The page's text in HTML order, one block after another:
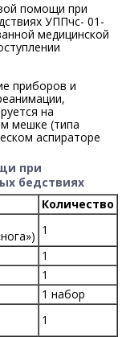
помощи при
УППчс- 01-
медицинской
приборов и
на
мешке (типа
аспираторе
при
бедствиях
Количество
1
1
1
1 набор
1